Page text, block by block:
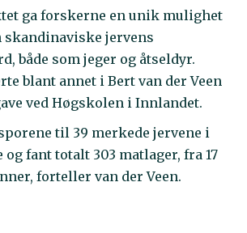
ga forskerne en unik mulighet
skandinaviske jervens
både som jeger og åtseldyr.
blant annet i Bert van der Veen
ved Høgskolen i Innlandet.
til 39 merkede jervene i
fant totalt 303 matlager, fra 17
forteller van der Veen.